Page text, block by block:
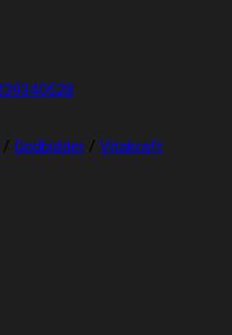
/ Godbidder / Vitakraft